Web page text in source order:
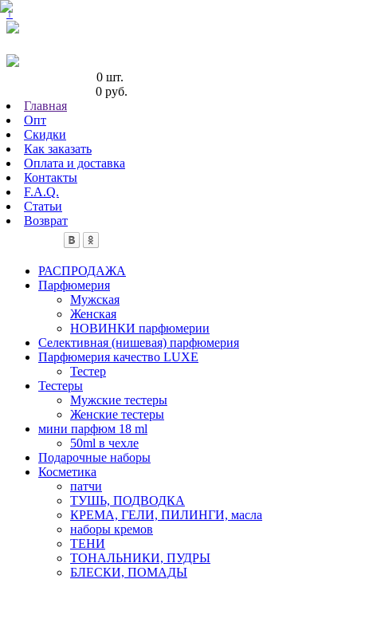
↑
0 шт.
0 руб.
Главная
Опт
Скидки
Как заказать
Оплата и доставка
Контакты
F.A.Q.
Статьи
Возврат
РАСПРОДАЖА
Парфюмерия
Мужская
Женская
НОВИНКИ парфюмерии
Селективная (нишевая) парфюмерия
Парфюмерия качество LUXE
Тестер
Тестеры
Мужские тестеры
Женские тестеры
мини парфюм 18 ml
50ml в чехле
Подарочные наборы
Косметика
патчи
ТУШЬ, ПОДВОДКА
КРЕМА, ГЕЛИ, ПИЛИНГИ, масла
наборы кремов
ТЕНИ
ТОНАЛЬНИКИ, ПУДРЫ
БЛЕСКИ, ПОМАДЫ